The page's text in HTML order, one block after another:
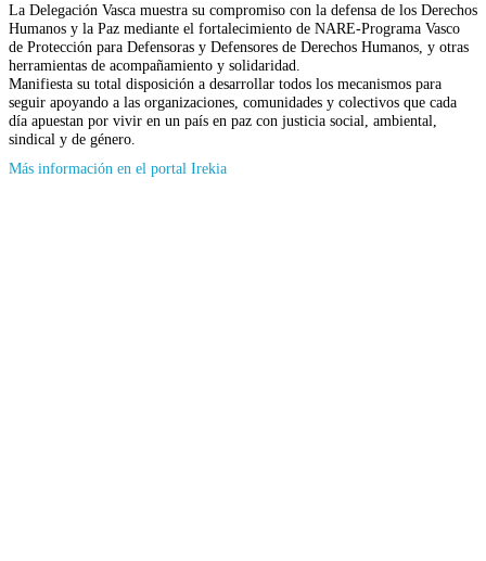
La Delegación Vasca muestra su compromiso con la defensa de los Derechos
Humanos y la Paz mediante el fortalecimiento de NARE-Programa Vasco
de Protección para Defensoras y Defensores de Derechos Humanos, y otras
herramientas de acompañamiento y solidaridad.
Manifiesta su total disposición a desarrollar todos los mecanismos para
seguir apoyando a las organizaciones, comunidades y colectivos que cada
día apuestan por vivir en un país en paz con justicia social, ambiental,
sindical y de género.
Más información en el portal Irekia(Se